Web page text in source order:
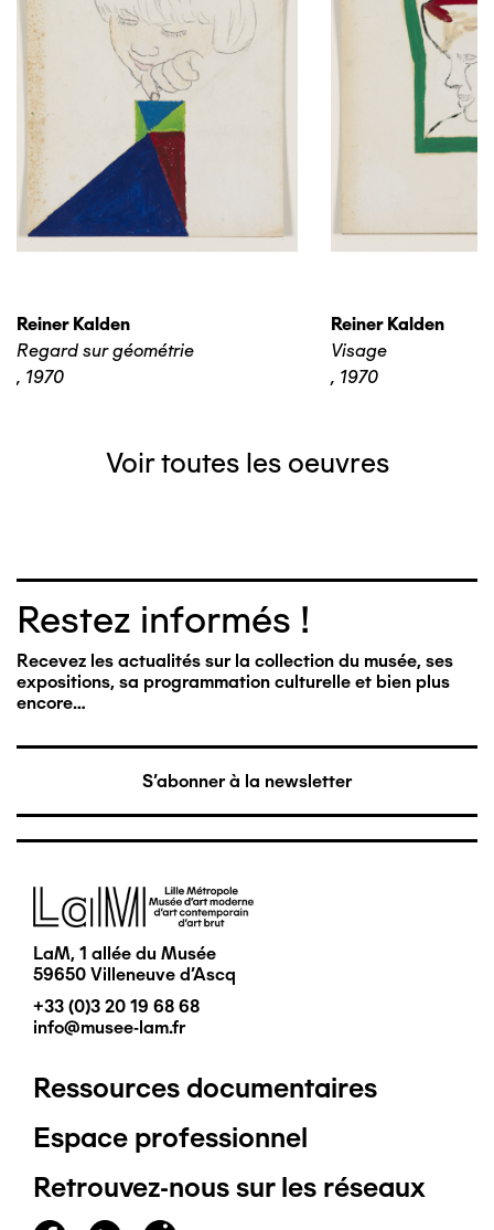
Reiner Kalden
Regard sur géométrie
, 1970
Reiner Kalden
Visage
, 1970
Voir toutes les oeuvres
Restez informés !
Recevez les actualités sur la collection du musée, ses
expositions, sa programmation culturelle et bien plus
encore…
S'abonner à la newsletter
Image
LaM, 1 allée du Musée
59650 Villeneuve d'Ascq
+33 (0)3 20 19 68 68
info@musee-lam.fr
Pied
de
page
Ressources documentaires
Espace professionnel
Retrouvez-nous sur les réseaux